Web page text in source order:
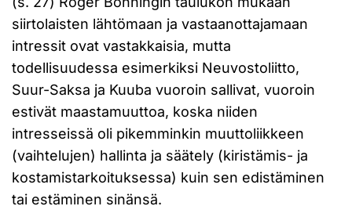
siirtolaisten lähtömaan ja vastaanottajamaan
intressit ovat vastakkaisia, mutta
todellisuudessa esimerkiksi Neuvostoliitto,
Suur-Saksa ja Kuuba vuoroin sallivat, vuoroin
estivät maastamuuttoa, koska niiden
intresseissä oli pikemminkin muuttoliikkeen
(vaihtelujen) hallinta ja säätely (kiristämis- ja
kostamistarkoituksessa) kuin sen edistäminen
tai estäminen sinänsä.